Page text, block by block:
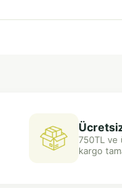
750TL ve
kargo